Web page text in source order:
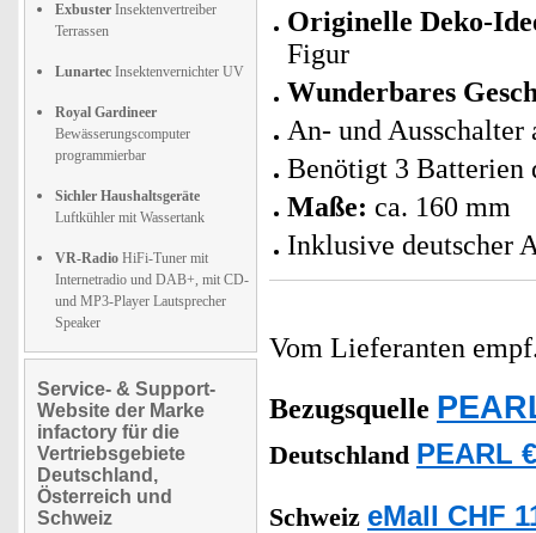
Exbuster Insektenvertreiber
Terrassen
Lunartec Insektenvernichter UV
Royal Gardineer
Bewässerungscomputer
programmierbar
Sichler Haushaltsgeräte
Luftkühler mit Wassertank
VR-Radio HiFi-Tuner mit
Internetradio und DAB+, mit CD-
und MP3-Player Lautsprecher
Speaker
Service- & Support-
Website der Marke
infactory für die
Vertriebsgebiete
Deutschland,
Österreich und
Schweiz
Originelle Deko-
Figur
Wunderbares
An- und Ausschalter
Benötigt 3 Batterien
Maße: ca. 160 mm
Inklusive deutscher
Vom Lieferanten
Bezugsquelle
Deutschland PEARL
Schweiz eMall CHF